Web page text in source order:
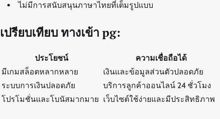
ไม่มีการสนับสนุนภาษาไทยที่เต็มรูปแบบ
เปรียบเทียบ ทางเข้า pg:
ประโยชน์
ความเชื่อถือได้
มีเกมสล็อตหลากหลาย
เงินและข้อมูลส่วนตัวปลอดภัย
ระบบการเงินปลอดภัย
บริการลูกค้าออนไลน์ 24 ชั่วโมง
โปรโมชั่นและโบนัสมากมาย เว็บไซต์ใช้ง่ายและมีประสิทธิภาพ